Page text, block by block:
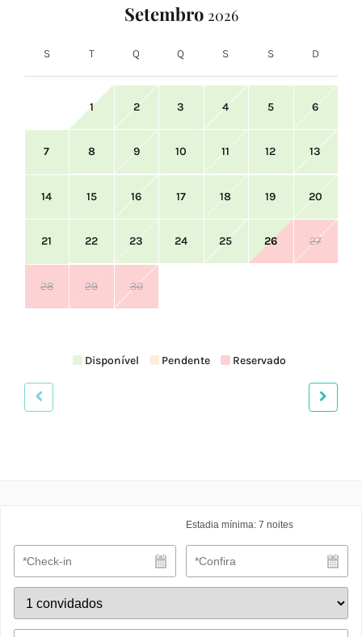
Setembro 2026
S T Q Q S S D
1 2 3 4 5 6
7 8 9 10 11 12 13
14 15 16 17 18 19 20
21 22 23 24 25 26 27
28 29 30
Disponível Pendente Reservado
Estadia mínima: 7 noites